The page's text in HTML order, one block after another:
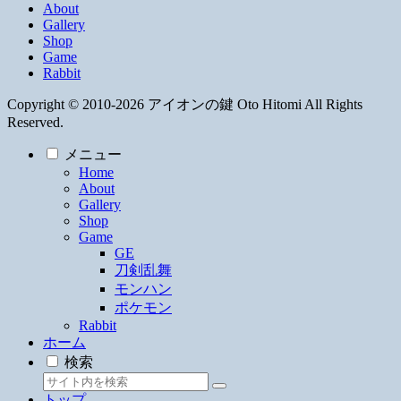
About
Gallery
Shop
Game
Rabbit
Copyright © 2010-2026 アイオンの鍵 Oto Hitomi All Rights
Reserved.
メニュー
Home
About
Gallery
Shop
Game
GE
刀剣乱舞
モンハン
ポケモン
Rabbit
ホーム
検索